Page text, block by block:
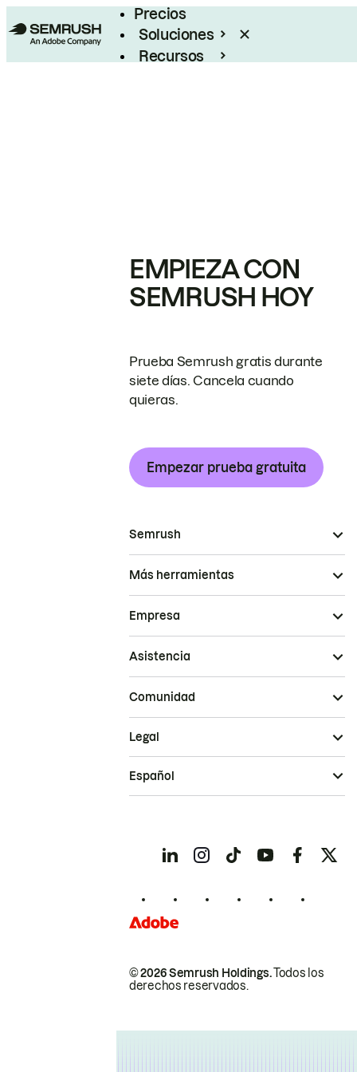
Precios
Soluciones
Recursos
EMPIEZA CON
SEMRUSH HOY
Prueba Semrush gratis durante
siete días. Cancela cuando
quieras.
Empezar prueba gratuita
Semrush
Más herramientas
Empresa
Asistencia
Comunidad
© 2026 Semrush Holdings.Todos los
derechos reservados.
Legal
Español